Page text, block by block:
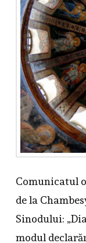
Comunicatul
de la
Sinodului:
modul